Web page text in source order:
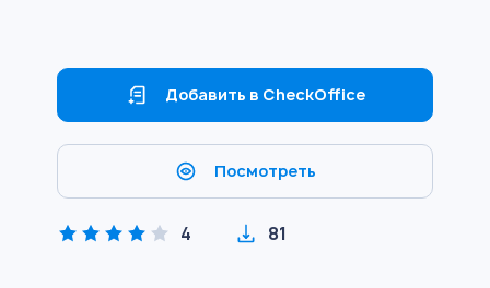
Добавить в CheckOffice
Посмотреть
4 81